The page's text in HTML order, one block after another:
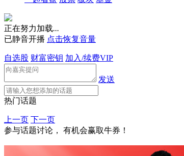
正在努力加载...
已静音开播 点击恢复音量
自选股 财富密钥 加入/续费VIP
发送
热门话题
上一页 下一页
参与话题讨论， 有机会赢取牛券！